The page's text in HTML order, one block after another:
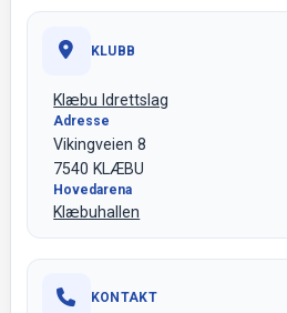
KLUBB
Klæbu Idrettslag
Adresse
Vikingveien 8
7540 KLÆBU
Hovedarena
Klæbuhallen
KONTAKT